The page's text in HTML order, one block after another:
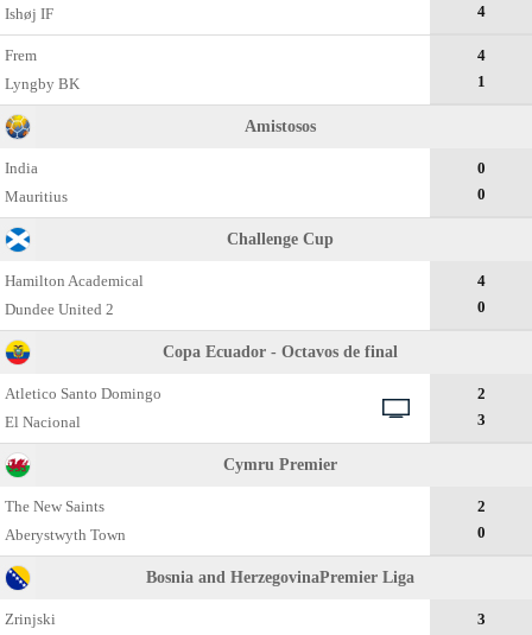
Ishøj IF
4
Frem
Lyngby BK
4
1
Amistosos
India
Mauritius
0
0
Challenge Cup
Hamilton Academical
Dundee United 2
4
0
Copa Ecuador - Octavos de final
Atletico Santo Domingo
El Nacional
2
3
Cymru Premier
The New Saints
Aberystwyth Town
2
0
Bosnia and HerzegovinaPremier Liga
Zrinjski
3